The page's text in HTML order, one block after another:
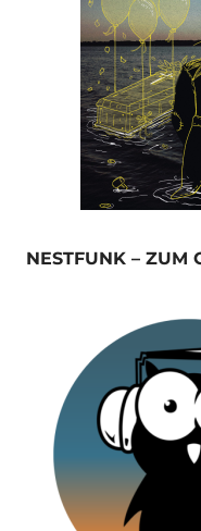
NESTFUNK – ZUM